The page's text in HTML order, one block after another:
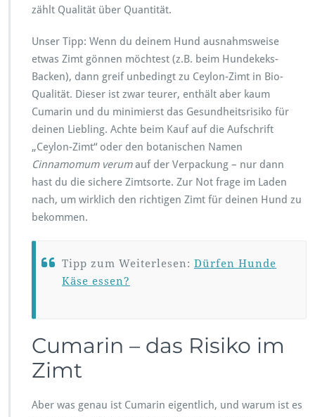
zählt Qualität über Quantität.
Unser Tipp: Wenn du deinem Hund ausnahmsweise
etwas Zimt gönnen möchtest (z.B. beim Hundekeks-
Backen), dann greif unbedingt zu Ceylon-Zimt in Bio-
Qualität. Dieser ist zwar teurer, enthält aber kaum
Cumarin und du minimierst das Gesundheitsrisiko für
deinen Liebling. Achte beim Kauf auf die Aufschrift
„Ceylon-Zimt“ oder den botanischen Namen
Cinnamomum verumauf der Verpackung – nur dann
hast du die sichere Zimtsorte. Zur Not frage im Laden
nach, um wirklich den richtigen Zimt für deinen Hund zu
bekommen.
Tipp zum Weiterlesen: Dürfen Hunde
Käse essen?
Cumarin – das Risiko im
Zimt
Aber was genau ist Cumarin eigentlich, und warum ist es